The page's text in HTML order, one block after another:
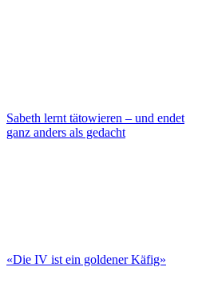
Sabeth lernt tätowieren – und endet
ganz anders als gedacht
«Die IV ist ein goldener Käfig»